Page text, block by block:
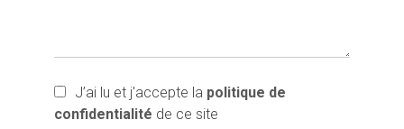
J’ai lu et j'accepte la politique de
confidentialité de ce site